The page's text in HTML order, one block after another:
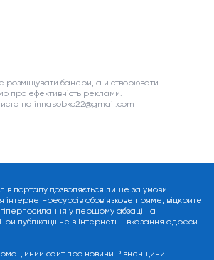
банери, а й створювати
про ефективність реклами.
на innasobko22@gmail.com
порталу дозволяється лише за умови
ресурсів обов’язкове пряме, відкрите
у першому абзаці на
публікації не в Інтернеті – вказання адреси
сайт про новини Рівненщини.